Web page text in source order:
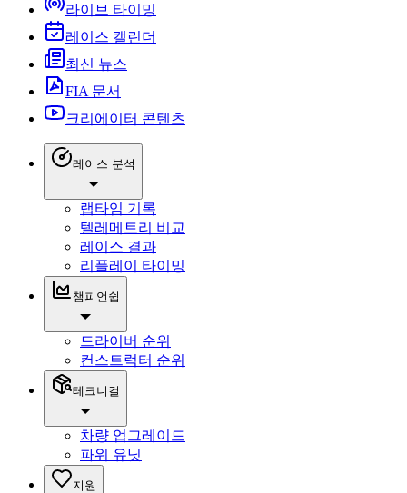
라이브 타이밍
레이스 캘린더
최신 뉴스
FIA 문서
크리에이터 콘텐츠
레이스 분석
랩타임 기록
텔레메트리 비교
레이스 결과
리플레이 타이밍
챔피언쉽
드라이버 순위
컨스트럭터 순위
테크니컬
차량 업그레이드
파워 유닛
지원